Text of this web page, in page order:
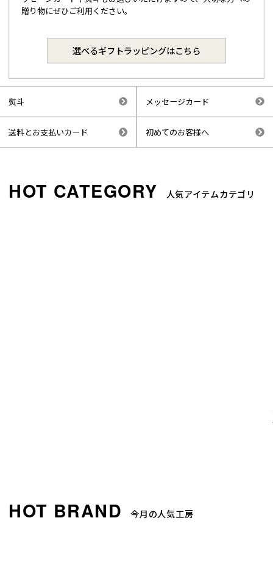
贈り物にぜひご利用ください。
選べるギフトラッピングはこちら
熨斗 メッセージカード
送料とお支払いカード 初めてのお客様へ
人気アイテムカテゴリ
今月の人気工房